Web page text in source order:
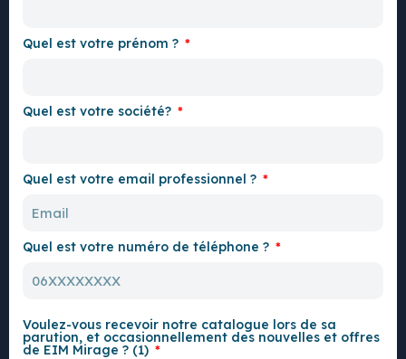
Quel est votre prénom ?
Quel est votre société?
Quel est votre email professionnel ?
Quel est votre numéro de téléphone ?
Voulez-vous recevoir notre catalogue lors de sa
parution, et occasionnellement des nouvelles et offres
de EIM Mirage ? (1)